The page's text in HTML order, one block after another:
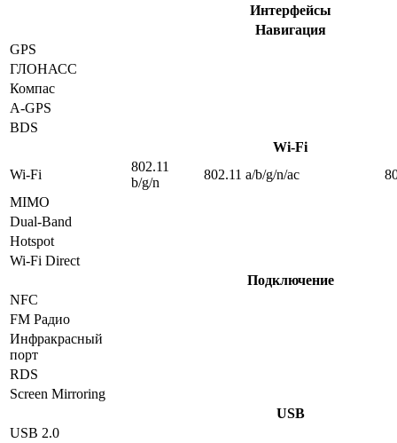
Интерфейсы
Навигация
GPS
ГЛОНАСС
Компас
A-GPS
BDS
Wi-Fi
Wi-Fi
802.11
b/g/n
802.11 a/b/g/n/ac
MIMO
Dual-Band
Hotspot
Wi-Fi Direct
Подключение
NFC
FM Радио
Инфракрасный
порт
RDS
Screen Mirroring
USB
USB 2.0